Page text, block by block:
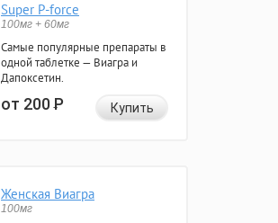
Super P-force
100мг + 60мг
Самые популярные препараты в
одной таблетке — Виагра и
Дапоксетин.
от 200Р Купить
Женская Виагра
100мг